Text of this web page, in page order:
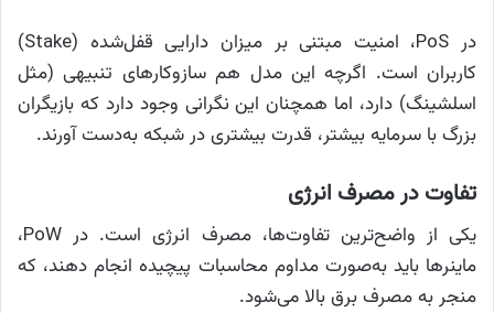
در PoS، امنیت مبتنی بر میزان دارایی قفل‌شده (Stake)
کاربران است. اگرچه این مدل هم سازوکارهای تنبیهی (مثل
اسلشینگ) دارد، اما همچنان این نگرانی وجود دارد که بازیگران
بزرگ با سرمایه بیشتر، قدرت بیشتری در شبکه به‌دست آورند.
تفاوت در مصرف انرژی
یکی از واضح‌ترین تفاوت‌ها، مصرف انرژی است. در PoW،
ماینرها باید به‌صورت مداوم محاسبات پیچیده انجام دهند، که
منجر به مصرف برق بالا می‌شود.